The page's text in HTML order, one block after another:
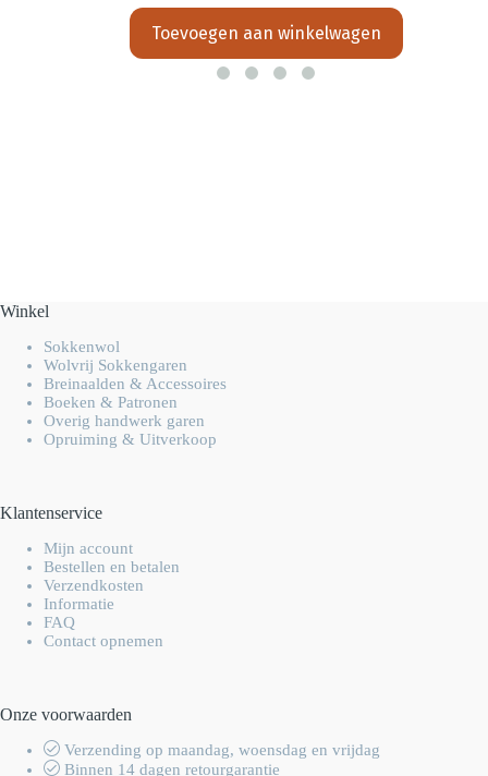
Toevoegen aan winkelwagen
Winkel
Sokkenwol
Wolvrij Sokkengaren
Breinaalden & Accessoires
Boeken & Patronen
Overig handwerk garen
Opruiming & Uitverkoop
Klantenservice
Mijn account
Bestellen en betalen
Verzendkosten
Informatie
FAQ
Contact opnemen
Onze voorwaarden
Verzending op maandag, woensdag en vrijdag
Binnen 14 dagen retourgarantie